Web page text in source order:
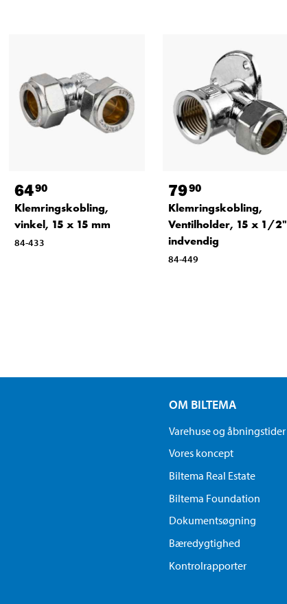
6490
Klemringskobling,
vinkel, 15 x 15 mm
84-433
7990
Klemringskobling,
Ventilholder, 15 x 1/2"
indvendig
84-449
OM BILTEMA
Varehuse og åbningstider
Vores koncept
Biltema Real Estate
Biltema Foundation
Dokumentsøgning
Bæredygtighed
Kontrolrapporter